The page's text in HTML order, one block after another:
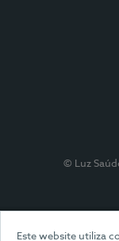
Este website utiliza
© Luz